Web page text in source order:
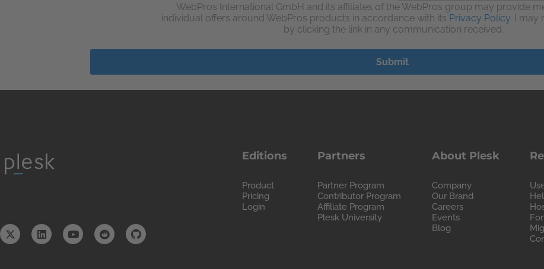
WebPros International GmbH and its affiliates of the WebPros group may provide
individual offers around WebPros products in accordance with its Privacy Policy . I
by clicking the link in any communication received.
Editions
Product
Pricing
Login
Partners
Partner Program
Contributor Program
Affiliate Program
Plesk University
About Plesk
Company
Our Brand
Careers
Events
Blog